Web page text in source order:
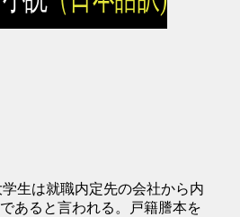
生は就職内定先の会社から内
あると言われる。戸籍謄本を